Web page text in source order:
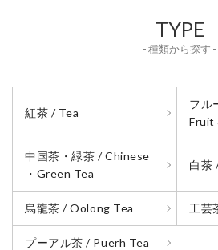
TYPE
- 種類から探す -
紅茶 / Tea
フル
Fruit
中国茶・緑茶 / Chinese
・Green Tea
白茶
烏龍茶 / Oolong Tea 工芸
プーアル茶 / Puerh Tea